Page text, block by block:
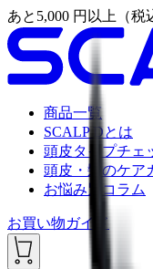
あと 5,000 円以上（税
商品一覧
SCALP Dとは
頭皮タイプチェ
頭皮・髪のケア
お悩み別コラム
お買い物ガイド